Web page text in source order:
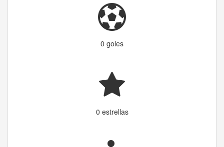
0 goles
0 estrellas